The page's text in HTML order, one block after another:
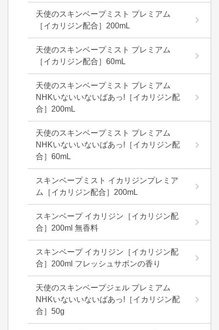
天使のスキンベープミスト プレミアム
［イカリジン配合］200mL
天使のスキンベープミスト プレミアム
［イカリジン配合］60mL
天使のスキンベープミスト プレミアム
NHKいないいないばあっ!［イカリジン配
合］200mL
天使のスキンベープミスト プレミアム
NHKいないいないばあっ!［イカリジン配
合］60mL
スキンベープミスト イカリジンプレミア
ム［イカリジン配合］200mL
スキンベープ イカリジン［イカリジン配
合］200ml 無香料
スキンベープ イカリジン［イカリジン配
合］200ml フレッシュサボンの香り
天使のスキンベープジェル プレミアム
NHKいないいないばあっ!［イカリジン配
合］50g